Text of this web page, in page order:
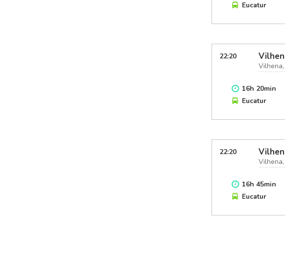
Eucatur
22:20
Vilhena,
16h 20min
Eucatur
22:20
Vilhena,
16h 45min
Eucatur